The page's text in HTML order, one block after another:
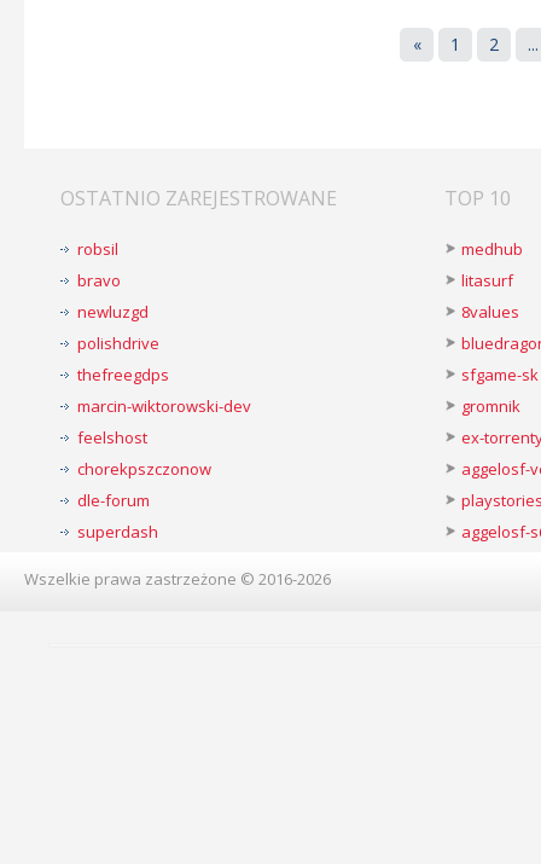
« 1 2 ...
OSTATNIO ZAREJESTROWANE
robsil
bravo
newluzgd
polishdrive
thefreegdps
marcin-wiktorowski-dev
feelshost
chorekpszczonow
dle-forum
superdash
TOP 10
medhub
litasurf
8values
sfgame-sk
gromnik
ex-
aggelosf-
aggelosf-
Wszelkie prawa zastrzeżone © 2016-2026